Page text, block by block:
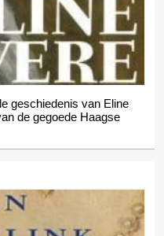
geschiedenis van Eline
de gegoede Haagse